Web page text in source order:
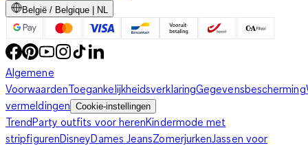
België / Belgique | NL
Algemene
VoorwaardenToegankelijkheidsverklaringGegevensbescherming
vermeldingen Cookie-instellingen
TrendParty outfits voor herenKindermode met
stripfigurenDisneyDames JeansZomerjurkenJassen voor